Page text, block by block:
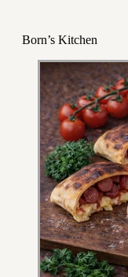
Born’s Kitchen